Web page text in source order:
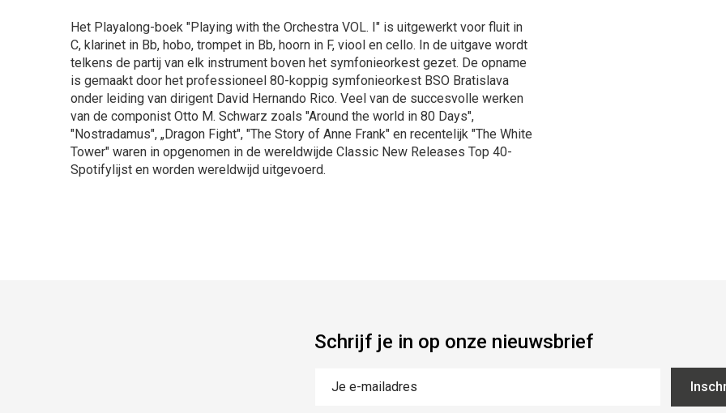
Het Playalong-boek "Playing with the Orchestra VOL. I" is uitgewerkt voor fluit in
C, klarinet in Bb, hobo, trompet in Bb, hoorn in F, viool en cello. In de uitgave wordt
telkens de partij van elk instrument boven het symfonieorkest gezet. De opname
is gemaakt door het professioneel 80-koppig symfonieorkest BSO Bratislava
onder leiding van dirigent David Hernando Rico. Veel van de succesvolle werken
van de componist Otto M. Schwarz zoals "Around the world in 80 Days",
"Nostradamus", „Dragon Fight", "The Story of Anne Frank" en recentelijk "The White
Tower" waren in opgenomen in de wereldwijde Classic New Releases Top 40-
Spotifylijst en worden wereldwijd uitgevoerd.
Schrijf je in op onze nieuwsbrief